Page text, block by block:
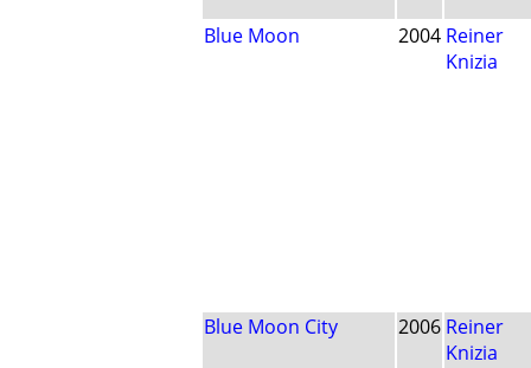
Blue Moon 2004 Reiner
Knizia
Blue Moon City 2006 Reiner
Knizia